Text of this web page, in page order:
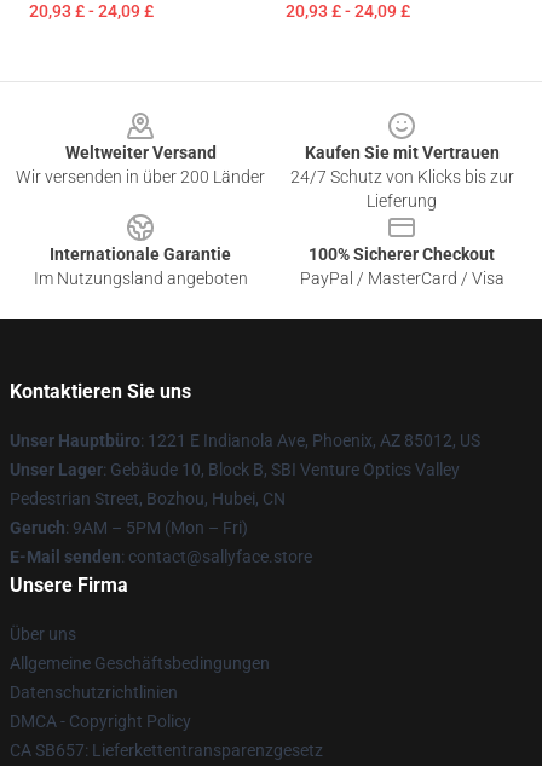
20,93 £ - 24,09 £ 20,93 £ - 24,09 £
Weltweiter Versand
Wir versenden in über 200 Länder
Kaufen Sie mit Vertrauen
24/7 Schutz von Klicks bis zur
Lieferung
Internationale Garantie
Im Nutzungsland angeboten
100% Sicherer Checkout
PayPal / MasterCard / Visa
Kontaktieren Sie uns
Unser Hauptbüro: 1221 E Indianola Ave, Phoenix, AZ 85012, US
Unser Lager: Gebäude 10, Block B, SBI Venture Optics Valley
Pedestrian Street, Bozhou, Hubei, CN
Geruch: 9AM – 5PM (Mon – Fri)
E-Mail senden: contact@sallyface.store
Unsere Firma
Über uns
Allgemeine Geschäftsbedingungen
Datenschutzrichtlinien
DMCA - Copyright Policy
CA SB657: Lieferkettentransparenzgesetz